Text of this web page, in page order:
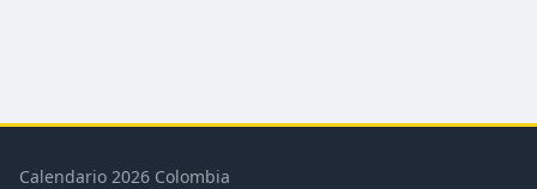
Calendario 2026 Colombia